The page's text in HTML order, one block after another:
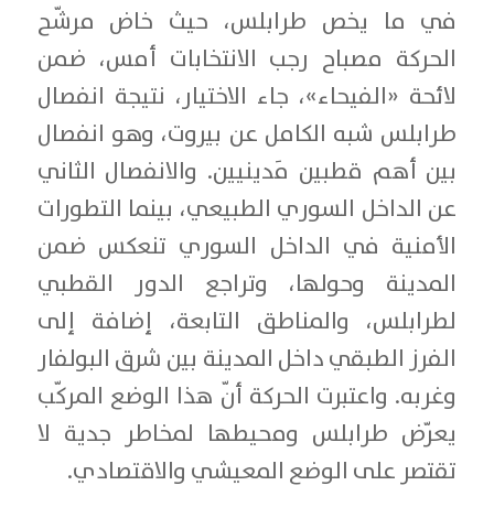
في ما يخص طرابلس، حيث خاض مرشّح
الحركة مصباح رجب الانتخابات أمس، ضمن
لائحة «الفيحاء»، جاء الاختيار، نتيجة انفصال
طرابلس شبه الكامل عن بيروت، وهو انفصال
بين أهم قطبين مَدينيين. والانفصال الثاني
عن الداخل السوري الطبيعي، بينما التطورات
الأمنية في الداخل السوري تنعكس ضمن
المدينة وحولها، وتراجع الدور القطبي
لطرابلس، والمناطق التابعة، إضافة إلى
الفرز الطبقي داخل المدينة بين شرق البولفار
وغربه. واعتبرت الحركة أنّ هذا الوضع المركّب
يعرّض طرابلس ومحيطها لمخاطر جدية لا
تقتصر على الوضع المعيشي والاقتصادي.